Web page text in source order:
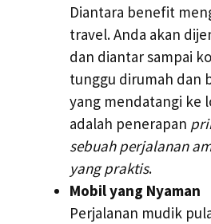
Diantara benefit
travel. Anda akan
dan diantar sampai
tunggu dirumah dan
yang mendatangi ke
adalah penerapan
sebuah perjalanan
yang praktis.
Mobil yang Nyaman
Perjalanan mudik